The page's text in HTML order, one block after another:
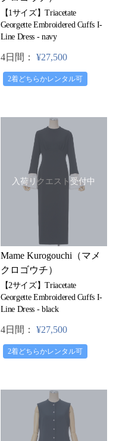
【1サイズ】Triacetate
Georgette Embroidered Cuffs I-
Line Dress - navy
4日間： ¥27,500
2着どちらかレンタル可
入荷リクエスト受付中
Mame Kurogouchi（マメ
クロゴウチ）
【2サイズ】Triacetate
Georgette Embroidered Cuffs I-
Line Dress - black
4日間： ¥27,500
2着どちらかレンタル可